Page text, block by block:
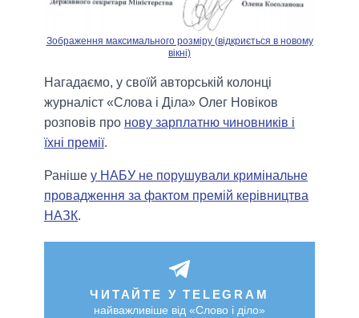
Зображення максимального розміру (відкриється в новому
вікні)
Нагадаємо, у своїй авторській колонці
журналіст «Слова і Діла» Олег Новіков
розповів про нову зарплатню чиновників і
їхні премії.
Раніше у НАБУ не порушували кримінальне
провадження за фактом премій керівництва
НАЗК.
ЧИТАЙТЕ У TELEGRAM
найважливіше від «Слово і діло»